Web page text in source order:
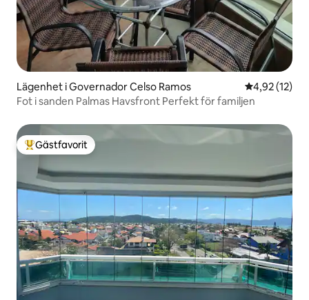
Lägenhet i Governador Celso Ramos 4,92 av 5 i
4,92 (12)
Fot i sanden Palmas Havsfront Perfekt för familjen
Populär gästfavorit
Gästfavorit